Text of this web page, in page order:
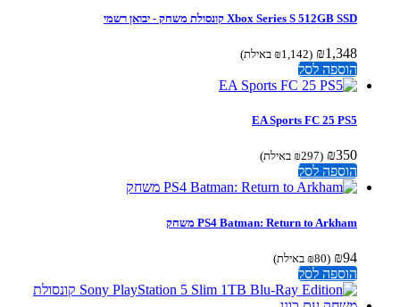
Xbox Series S 512GB SSD קונסולת משחק - יבואן רשמי
₪1,348
(
₪1,142 באילת)
הוספה לסל
EA Sports FC 25 PS5
₪
(
₪ 297 באילת)
הוספה לסל
PS4 Batman: Return to Arkham משחק
(
₪80 באילת)
הוספה לסל